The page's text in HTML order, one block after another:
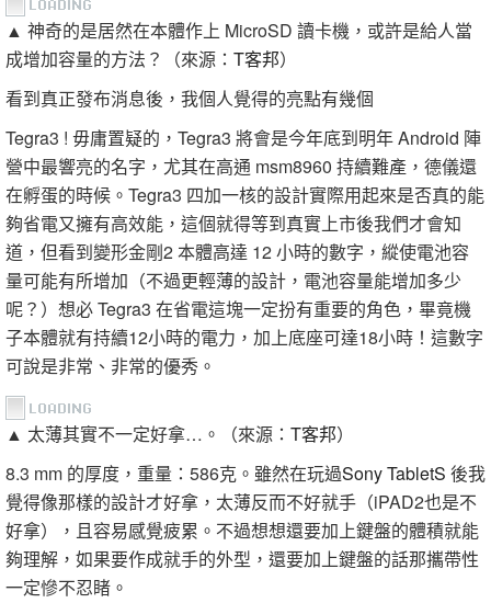
▲ 神奇的是居然在本體作上 MicroSD 讀卡機，或許是給人當
成增加容量的方法？（來源： T客邦）
看到真正發布消息後，我個人覺得的亮點有幾個
Tegra3 ! 毋庸置疑的，Tegra3 將會是今年底到明年 Android 陣
營中最響亮的名字，尤其在高通 msm8960 持續難產，德儀還
在孵蛋的時候。Tegra3 四加一核的設計實際用起來是否真的能
夠省電又擁有高效能，這個就得等到真實上市後我們才會知
道，但看到變形金剛2 本體高達 12 小時的數字，縱使電池容
量可能有所增加（不過更輕薄的設計，電池容量能增加多少
呢？）想必 Tegra3 在省電這塊一定扮有重要的角色，畢竟機
子本體就有持續12小時的電力，加上底座可達18小時！這數字
可說是非常、非常的優秀。
▲ 太薄其實不一定好拿…。（來源： T客邦）
8.3 mm 的厚度，重量：586克。雖然在玩過Sony TabletS 後我
覺得像那樣的設計才好拿，太薄反而不好就手（iPAD2也是不
好拿），且容易感覺疲累。不過想想還要加上鍵盤的體積就能
夠理解，如果要作成就手的外型，還要加上鍵盤的話那攜帶性
一定慘不忍睹。